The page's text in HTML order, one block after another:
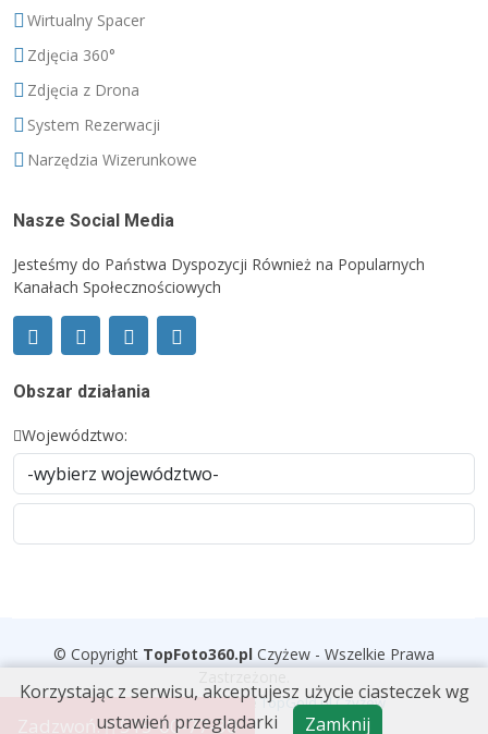
Wirtualny Spacer
Zdjęcia 360°
Zdjęcia z Drona
System Rezerwacji
Narzędzia Wizerunkowe
Nasze Social Media
Jesteśmy do Państwa Dyspozycji Również na Popularnych
Kanałach Społecznościowych
Obszar działania
Województwo:
© Copyright TopFoto360.pl Czyżew - Wszelkie Prawa
Wykonanie i wdrożenieTopGold.pl Czyżew
Korzystając z serwisu, akceptujesz użycie ciasteczek wg
ustawień przeglądarki
Zamknij
Zadzwoń: 515-00-77-30